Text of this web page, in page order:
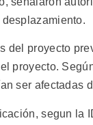
del proyecto
proyecto.
ser afectadas
segun la